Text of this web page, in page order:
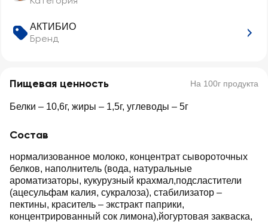
АКТИБИО
Бренд
Пищевая ценность На 100г продукта
Белки – 10,6г, жиры – 1,5г, углеводы – 5г
Состав
нормализованное молоко, концентрат сывороточных
белков, наполнитель (вода, натуральные
ароматизаторы, кукурузный крахмал,подсластители
(ацесульфам калия, сукралоза), стабилизатор –
пектины, краситель – экстракт паприки,
концентрированный сок лимона),йогуртовая закваска,